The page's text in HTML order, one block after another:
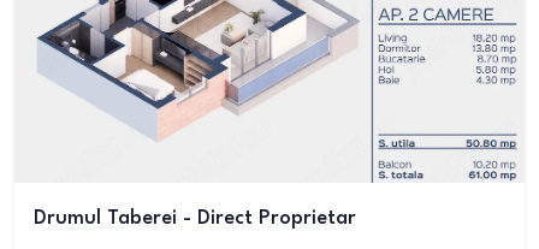
Drumul Taberei - Direct Proprietar